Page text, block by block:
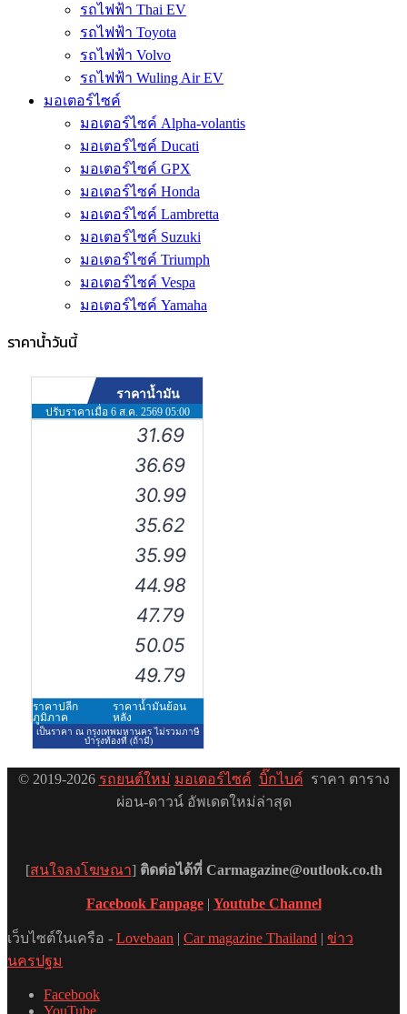
รถไฟฟ้า Thai EV
รถไฟฟ้า Toyota
รถไฟฟ้า Volvo
รถไฟฟ้า Wuling Air EV
มอเตอร์ไซค์
มอเตอร์ไซค์ Alpha-volantis
มอเตอร์ไซค์ Ducati
มอเตอร์ไซค์ GPX
มอเตอร์ไซค์ Honda
มอเตอร์ไซค์ Lambretta
มอเตอร์ไซค์ Suzuki
มอเตอร์ไซค์ Triumph
มอเตอร์ไซค์ Vespa
มอเตอร์ไซค์ Yamaha
ราคาน้ำวันนี้
© 2019-2026 รถยนต์ใหม่ มอเตอร์ไซค์ บิ๊กไบค์ ราคา ตาราง
ผ่อน-ดาวน์ อัพเดตใหม่ล่าสุด
[สนใจลงโฆษณา] ติดต่อได้ที่ Carmagazine@outlook.co.th
Facebook Fanpage| Youtube Channel
เว็บไซต์ในเครือ - Lovebaan | Car magazine Thailand | ข่าว
นครปฐม
Facebook
YouTube